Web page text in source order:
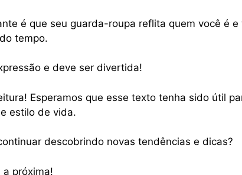
é que seu guarda-roupa reflita quem você é
tempo.
e deve ser divertida!
Esperamos que esse texto tenha sido útil
estilo de vida.
descobrindo novas tendências e dicas?
próxima!